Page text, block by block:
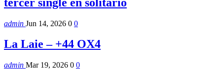
admin Jun 14, 2026 0 0
La Laie – +44 OX4
admin Mar 19, 2026 0 0